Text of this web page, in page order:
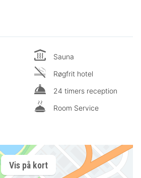
Sauna
Røgfrit hotel
24 timers reception
Room Service
Vis på kort